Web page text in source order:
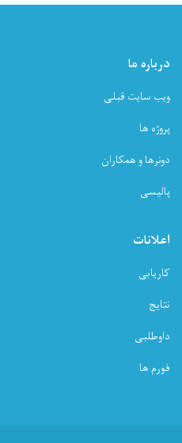
درباره ما
ویب سایت قبلی
پروژه ها
دونرها و همکاران
پالیسی
اعلانات
کاریابی
نتایج
داوطلبی
فورم ها